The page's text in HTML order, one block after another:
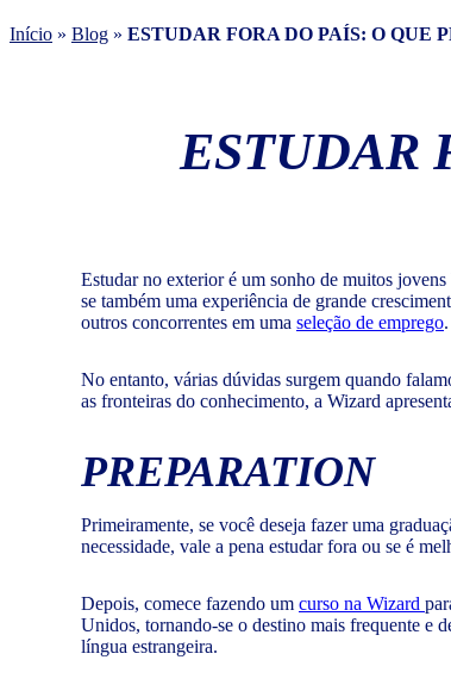
Início » Blog » ESTUDAR FORA DO PAÍS: O QUE
ESTUDAR
Estudar no exterior é um sonho de muitos
se também uma experiência de grande
outros concorrentes em uma seleção de emprego.
No entanto, várias dúvidas surgem quando
as fronteiras do conhecimento, a Wizard
PREPARATION
Primeiramente, se você deseja fazer uma
necessidade, vale a pena estudar fora ou se é
Depois, comece fazendo um curso na Wizard
Unidos, tornando-se o destino mais frequente e
língua estrangeira.